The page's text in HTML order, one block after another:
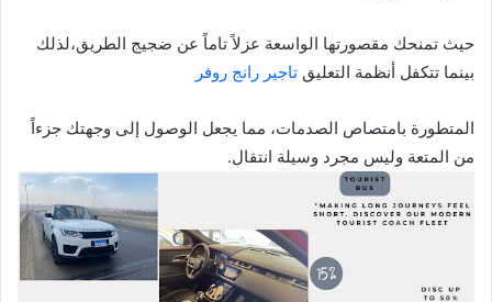
حيث تمنحك مقصورتها الواسعة عزلاً تاماً عن ضجيج الطريق،لذلك
بينما تتكفل أنظمة التعليق تاجير رانج روفر
المتطورة بامتصاص الصدمات، مما يجعل الوصول إلى وجهتك جزءاً
من المتعة وليس مجرد وسيلة انتقال.